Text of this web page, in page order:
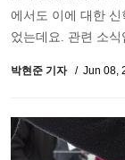
에서도 이에 대한 신
었는데요. 관련 소식
박현준 기자 Jun 08,